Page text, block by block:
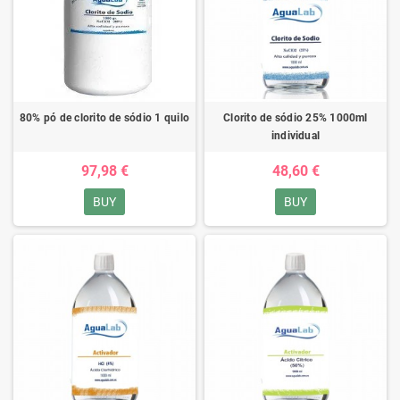
80% pó de clorito de sódio 1 quilo
97,98 €
BUY
Clorito de sódio 25% 1000ml
individual
48,60 €
BUY